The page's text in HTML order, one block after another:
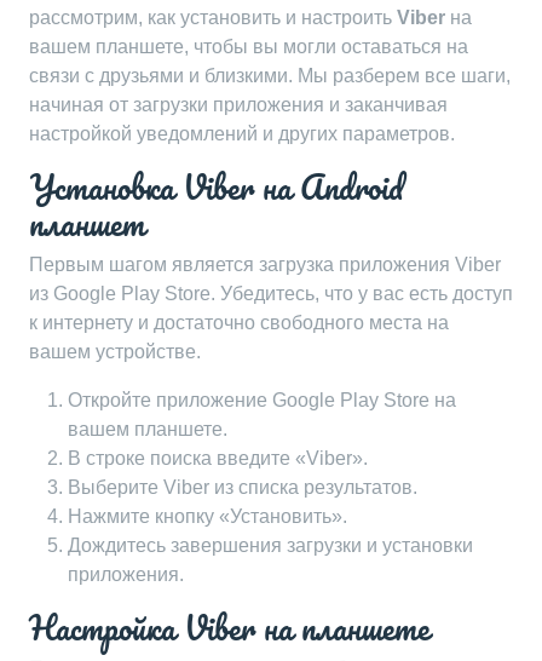
рассмотрим, как установить и настроить Viber на
вашем планшете, чтобы вы могли оставаться на
связи с друзьями и близкими. Мы разберем все шаги,
начиная от загрузки приложения и заканчивая
настройкой уведомлений и других параметров.
Установка Viber на Android
планшет
Первым шагом является загрузка приложения Viber
из Google Play Store. Убедитесь, что у вас есть доступ
к интернету и достаточно свободного места на
вашем устройстве.
Откройте приложение Google Play Store на
вашем планшете.
В строке поиска введите «Viber».
Выберите Viber из списка результатов.
Нажмите кнопку «Установить».
Дождитесь завершения загрузки и установки
приложения.
Настройка Viber на планшете